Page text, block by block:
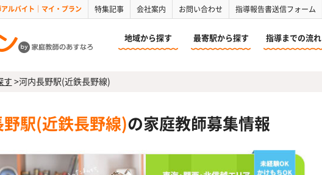
ルバイト｜マイ・プラン 特集記事 会社案内 お問い合わせ 指導報告書送信フォーム
地域から探す 最寄駅から探す 指導までの流れ
す >河内長野駅(近鉄長野線)
野駅(近鉄長野線)の家庭教師募集情報